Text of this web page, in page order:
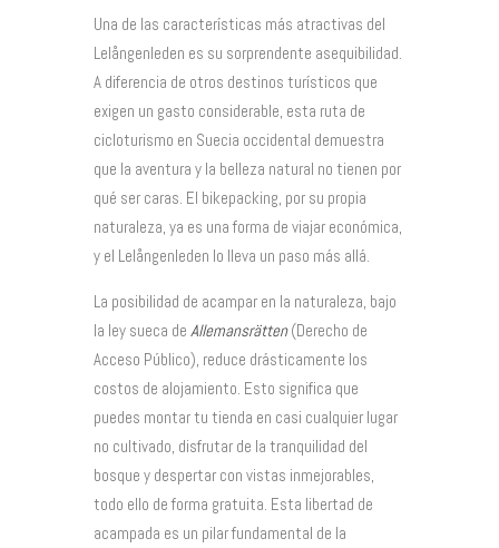
Una de las características más atractivas del
Lelångenleden es su sorprendente asequibilidad.
A diferencia de otros destinos turísticos que
exigen un gasto considerable, esta ruta de
cicloturismo en Suecia occidental demuestra
que la aventura y la belleza natural no tienen por
qué ser caras. El bikepacking, por su propia
naturaleza, ya es una forma de viajar económica,
y el Lelångenleden lo lleva un paso más allá.
La posibilidad de acampar en la naturaleza, bajo
la ley sueca de Allemansrätten(Derecho de
Acceso Público), reduce drásticamente los
costos de alojamiento. Esto significa que
puedes montar tu tienda en casi cualquier lugar
no cultivado, disfrutar de la tranquilidad del
bosque y despertar con vistas inmejorables,
todo ello de forma gratuita. Esta libertad de
acampada es un pilar fundamental de la